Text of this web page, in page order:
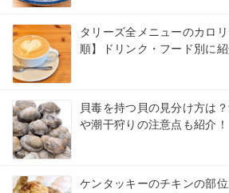
タリーズ全メニューのカロ
順】ドリンク・フード別に紹
貝毒を持つ貝の見分け方は
や潮干狩りの注意点も紹介！
ケンタッキーのチキンの部